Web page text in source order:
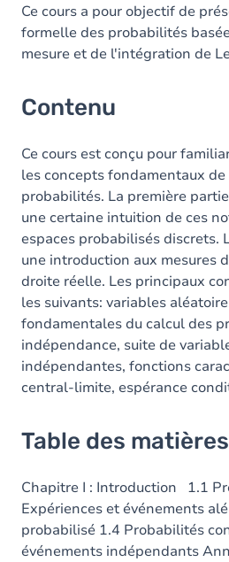
Table des matières
Exercices
Ce cours a pour objectif de
formelle des probabilités
mesure et de l'intégration de
Contenu
Ce cours est conçu pour
les concepts fondamentaux
probabilités. La première
une certaine intuition de ces
espaces probabilisés discrets.
une introduction aux mesures
droite réelle. Les principaux
les suivants: variables
fondamentales du calcul des
indépendance, suite de
indépendantes, fonctions
central-limite, espérance
Table des matières
Chapitre I : Introduction 1.1
Expériences et événements
probabilisé 1.4 Probabilités
événements indépendants